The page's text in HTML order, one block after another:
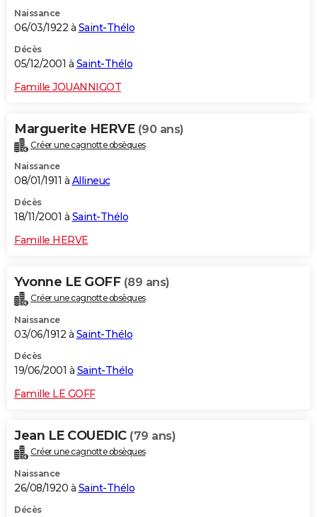
Naissance
06/03/1922 à Saint-Thélo
Décès
05/12/2001 à Saint-Thélo
Famille JOUANNIGOT
Marguerite HERVE (90 ans)
Créer une cagnotte obsèques
Naissance
08/01/1911 à Allineuc
Décès
18/11/2001 à Saint-Thélo
Famille HERVE
Yvonne LE GOFF (89 ans)
Créer une cagnotte obsèques
Naissance
03/06/1912 à Saint-Thélo
Décès
19/06/2001 à Saint-Thélo
Famille LE GOFF
Jean LE COUEDIC (79 ans)
Créer une cagnotte obsèques
Naissance
26/08/1920 à Saint-Thélo
Décès